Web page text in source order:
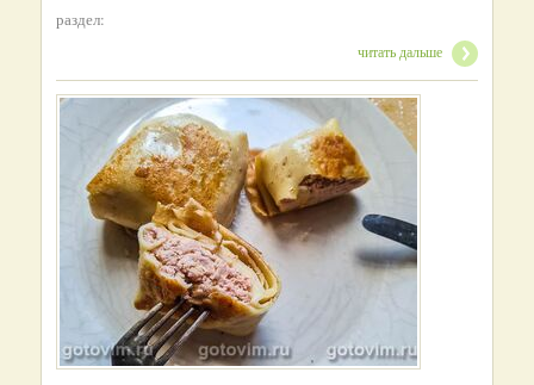
раздел:
читать дальше